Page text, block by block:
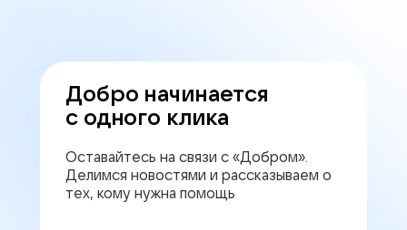
Добро начинается
с одного клика
Оставайтесь на связи с «Добром».
Делимся новостями и рассказываем о
тех, кому нужна помощь